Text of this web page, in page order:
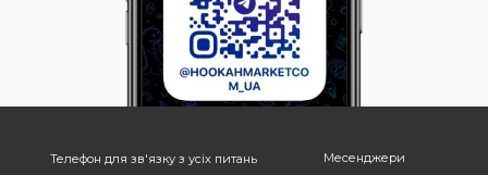
Телефон для зв'язку з усіх питань Месенджери